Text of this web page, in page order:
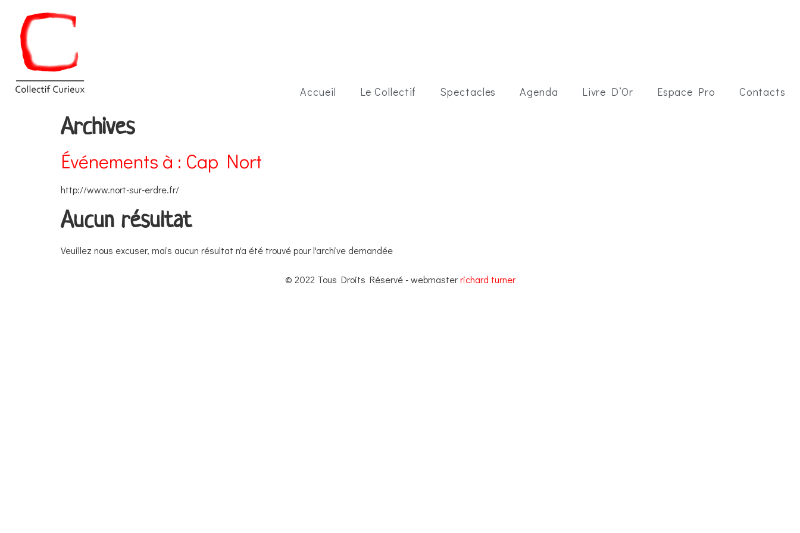
Accueil Le Collectif Spectacles Agenda Livre D’Or Espace Pro Contacts
Archives
Événements à : Cap Nort
http://www.nort-sur-erdre.fr/
Aucun résultat
Veuillez nous excuser, mais aucun résultat n'a été trouvé pour l'archive demandée
© 2022 Tous Droits Réservé - webmasterrichard turner